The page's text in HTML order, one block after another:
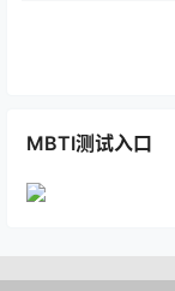
MBTI测试入口